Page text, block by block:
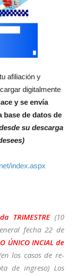
afiliación y
digitalmente
y se envía
base de datos de
su descarga
index.aspx
TRIMESTRE(10
fecha 22 de
ÚNICO INCIAL de
los casos de re-
de ingreso) Los